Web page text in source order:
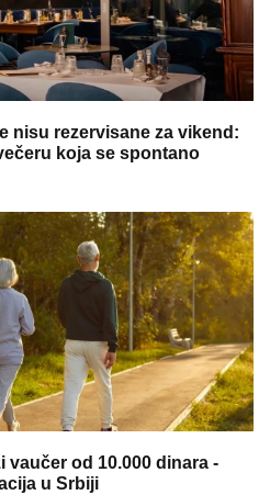
nisu rezervisane za vikend:
koja se spontano
vaučer od 10.000 dinara -
u Srbiji